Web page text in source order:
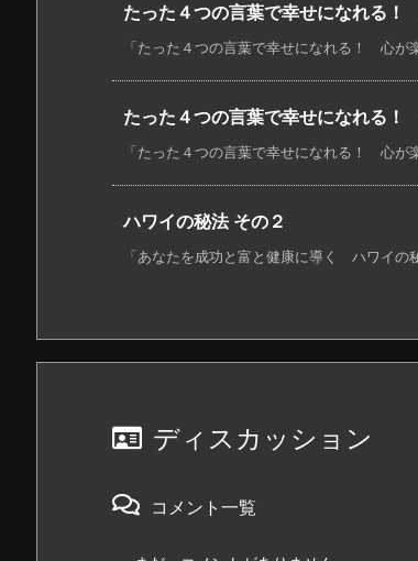
たった４つの言葉で幸せになれる
「たった４つの言葉で幸せになれる！ 心
たった４つの言葉で幸せになれる
「たった４つの言葉で幸せになれる！ 心
ハワイの秘法 その２
「あなたを成功と富と健康に導く ハワイの
ディスカッション
コメント一覧